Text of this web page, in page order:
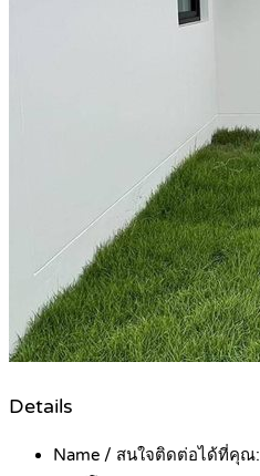
Details
Name / สนใจติดต่อได้ที่คุณ: